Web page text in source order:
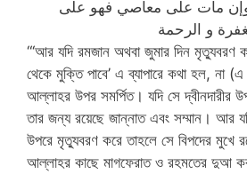
وإن مات على معاصي فهو على
و الرحمة
“‘আর যদি রমজান অথবা জুমার দিন মৃত্যুবরণ
থেকে মুক্তি পাবে’ এ ব্যাপারে কথা হল, না
আল্লাহর উপর সমর্পিত। যদি সে দ্বীনদারীর
তার জন্য রয়েছে জান্নাত এবং সম্মান। আর
উপরে মৃত্যুবরণ করে তাহলে সে বিপদের মুখে
আল্লাহর কাছে মাগফেরাত ও রহমতের দুআ